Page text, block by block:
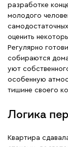
разработке
молодого
оценить
Регулярно
собираются
уют
особенную
тишине своего
Логика
Квартира